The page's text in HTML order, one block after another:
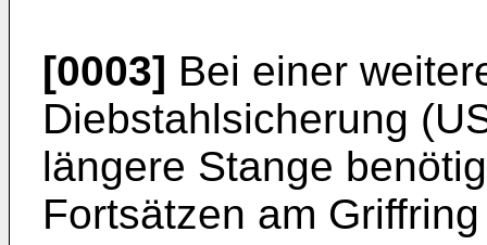
[0003] Bei einer
Diebstahlsicherung
längere Stange
Fortsätzen am